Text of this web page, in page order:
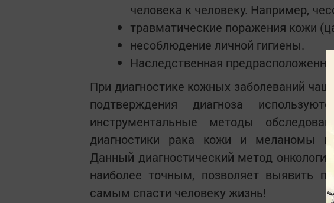
человека к человеку. Например,
травматические поражения кожи
несоблюдение личной гигиены.
Наследственная
При диагностике кожных заболеваний
подтверждения диагноза
инструментальные методы
диагностики рака кожи и меланомы
Данный диагностический метод
наиболее точным, позволяет выявить
самым спасти человеку жизнь!